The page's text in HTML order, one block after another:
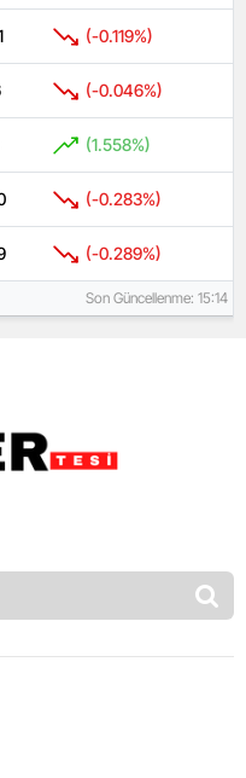
(-0.119%)
(-0.046%)
(1.558%)
(-0.283%)
(-0.289%)
Son Güncellenme: 15:14